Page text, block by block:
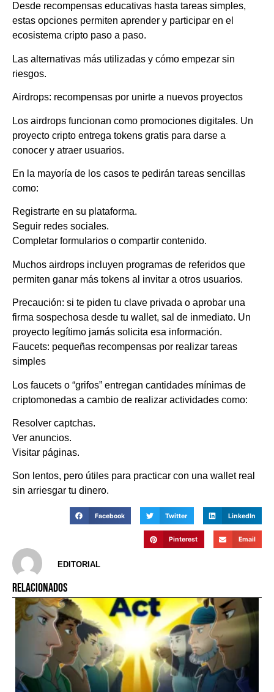
Desde recompensas educativas hasta tareas simples,
estas opciones permiten aprender y participar en el
ecosistema cripto paso a paso.
Las alternativas más utilizadas y cómo empezar sin
riesgos.
Airdrops: recompensas por unirte a nuevos proyectos
Los airdrops funcionan como promociones digitales. Un
proyecto cripto entrega tokens gratis para darse a
conocer y atraer usuarios.
En la mayoría de los casos te pedirán tareas sencillas
como:
Registrarte en su plataforma.
Seguir redes sociales.
Completar formularios o compartir contenido.
Muchos airdrops incluyen programas de referidos que
permiten ganar más tokens al invitar a otros usuarios.
Precaución: si te piden tu clave privada o aprobar una
firma sospechosa desde tu wallet, sal de inmediato. Un
proyecto legítimo jamás solicita esa información.
Faucets: pequeñas recompensas por realizar tareas
simples
Los faucets o “grifos” entregan cantidades mínimas de
criptomonedas a cambio de realizar actividades como:
Resolver captchas.
Ver anuncios.
Visitar páginas.
Son lentos, pero útiles para practicar con una wallet real
sin arriesgar tu dinero.
Facebook Twitter LinkedIn
Pinterest Email
EDITORIAL
RELACIONADOS